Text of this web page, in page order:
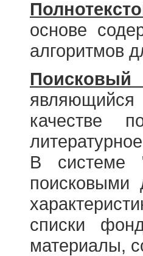
основе
алгоритмов
качестве
В системе
поисковыми
списки
материалы,